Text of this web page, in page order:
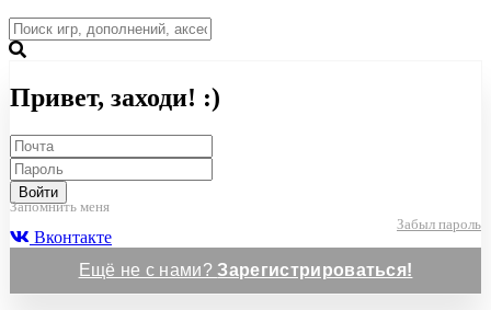
Привет, заходи! :)
Войти
Запомнить меня
Забыл пароль
Вконтакте
Ещё не с нами?Зарегистрироваться!